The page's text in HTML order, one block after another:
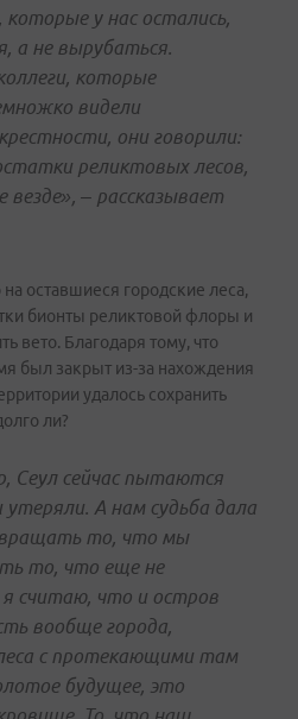
которые у нас остались,
а не вырубаться.
которые
видели
они говорили:
реликтовых лесов,
везде», – рассказывает
на оставшиеся городские леса,
бионты реликтовой флоры и
вето. Благодаря тому, что
был закрыт из-за нахождения
удалось сохранить
ли?
Сеул сейчас пытаются
А нам судьба дала
то, что мы
то, что еще не
считаю, что и остров
вообще города,
леса с протекающими там
будущее, это